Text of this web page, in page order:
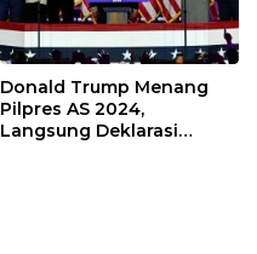
Donald Trump Menang
Pilpres AS 2024,
Langsung Deklarasi